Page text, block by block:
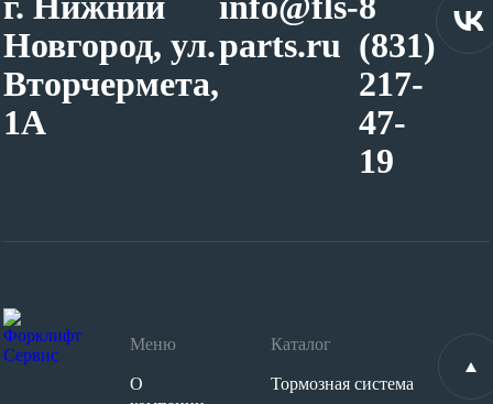
Новгород, ул.
Вторчермета,
1А
parts.ru (831)
217-
47-
19
Меню
О
Каталог
Тормозная система